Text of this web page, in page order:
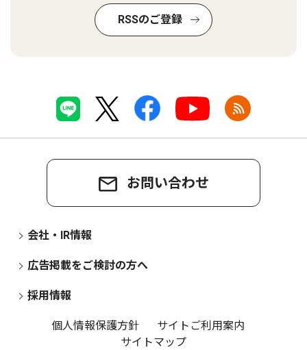
RSSのご登録
お問い合わせ
会社・IR情報
広告掲載をご検討の方へ
採用情報
個人情報保護方針
サイトご利用案内
サイトマップ